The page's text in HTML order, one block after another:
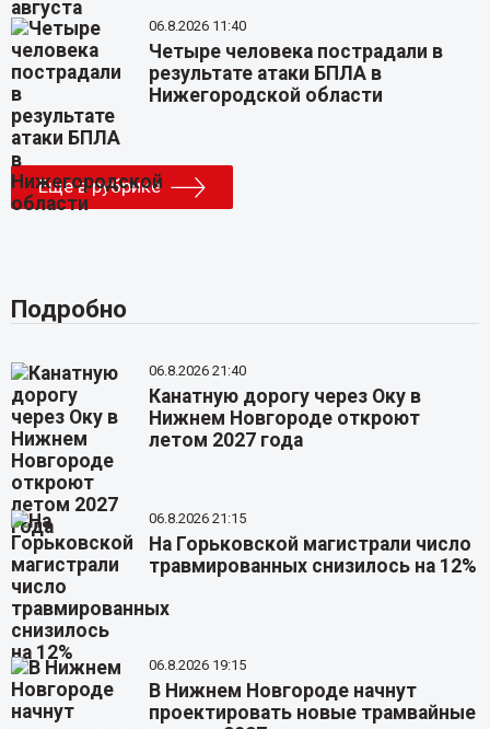
06.8.2026 11:40
Четыре человека пострадали в
результате атаки БПЛА в
Нижегородской области
Еще в рубрике
Подробно
06.8.2026 21:40
Канатную дорогу через Оку в
Нижнем Новгороде откроют
летом 2027 года
06.8.2026 21:15
На Горьковской магистрали число
травмированных снизилось на 12%
06.8.2026 19:15
В Нижнем Новгороде начнут
проектировать новые трамвайные